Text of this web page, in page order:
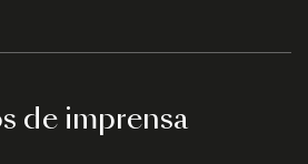
de imprensa